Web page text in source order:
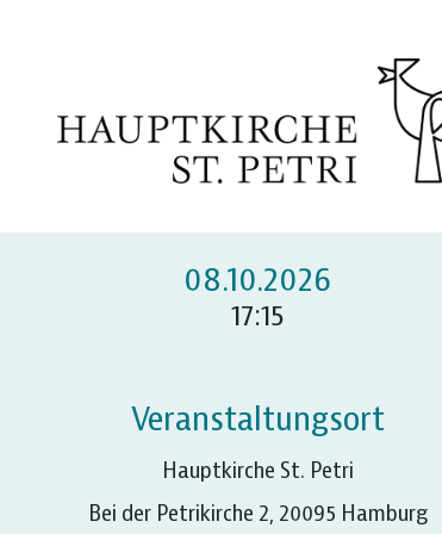
08.10.2026
17:15
Veranstaltungsort
Hauptkirche St. Petri
Bei der Petrikirche 2, 20095 Hamburg